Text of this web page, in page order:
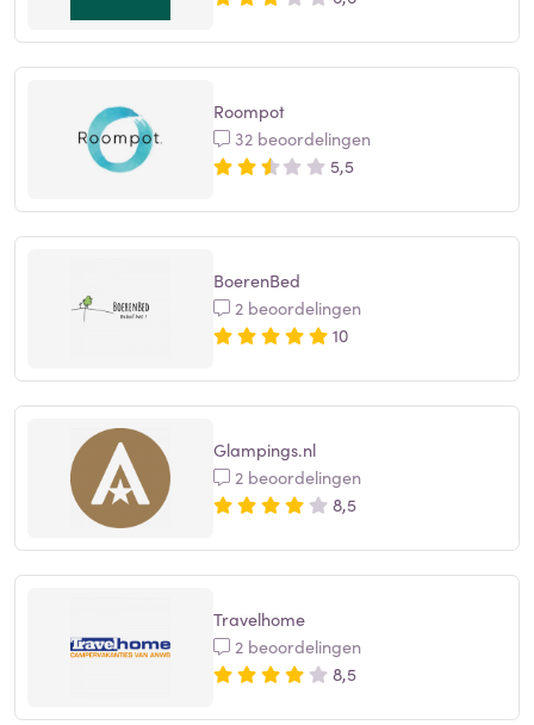
Roompot
32 beoordelingen
5,5
BoerenBed
2 beoordelingen
10
Glampings.nl
2 beoordelingen
8,5
Travelhome
2 beoordelingen
8,5